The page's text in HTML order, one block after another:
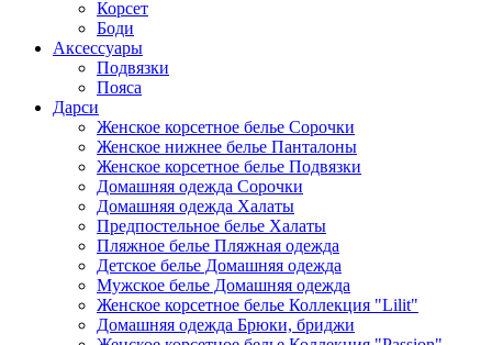
Корсет
Боди
Аксессуары
Подвязки
Пояса
Дарси
Женское корсетное белье Сорочки
Женское нижнее белье Панталоны
Женское корсетное белье Подвязки
Домашняя одежда Сорочки
Домашняя одежда Халаты
Предпостельное белье Халаты
Пляжное белье Пляжная одежда
Детское белье Домашняя одежда
Мужское белье Домашняя одежда
Женское корсетное белье Коллекция "Lilit"
Домашняя одежда Брюки, бриджи